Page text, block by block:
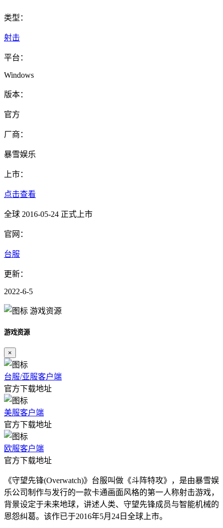
类型：
射击
平台：
Windows
版本：
官方
厂商：
暴雪娱乐
上市：
点击查看
全球 2016-05-24 正式上市
官网：
台服
更新：
2022-6-5
游戏资源
游戏资源
×
台服/亚服客户端
官方下载地址
美服客户端
官方下载地址
欧服客户端
官方下载地址
《守望先锋(Overwatch)》台服叫做《斗阵特攻》，是由暴雪娱
乐公司制作与发行的一款卡通画面风格的第一人称射击游戏，
背景设定于未来地球，讲述人类、守望先锋成员与智能机械的
恩怨纠葛。该作已于2016年5月24日全球上市。